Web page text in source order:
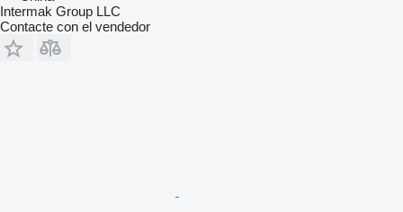
Intermak Group LLC
Contacte con el vendedor